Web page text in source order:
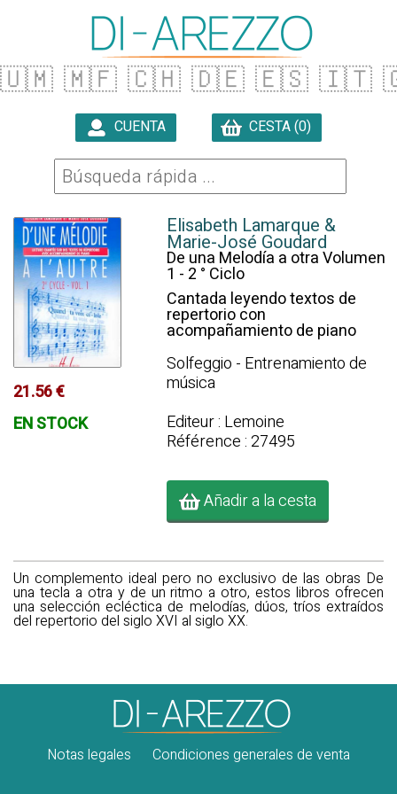
🇺🇲 🇲🇫 🇨🇭 🇩🇪 🇪🇸 🇮🇹
CUENTA CESTA (0)
21.56 €
EN STOCK
Elisabeth Lamarque &
Marie-José Goudard
De una Melodía a otra Volumen
1 - 2 ° Ciclo
Cantada leyendo textos de
repertorio con
acompañamiento de piano
Solfeggio - Entrenamiento de
música
Editeur : Lemoine
Référence : 27495
Añadir a la cesta
Un complemento ideal pero no exclusivo de las obras De
una tecla a otra y de un ritmo a otro, estos libros ofrecen
una selección ecléctica de melodías, dúos, tríos extraídos
del repertorio del siglo XVI al siglo XX.
Notas legales Condiciones generales de venta